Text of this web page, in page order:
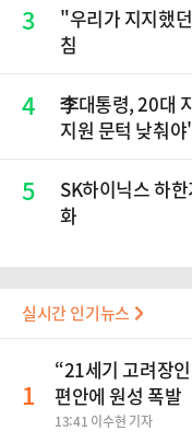
3
"우리가 지지했
침
4
李대통령, 20대
지원 문턱 낮춰
5
SK하이닉스 하
화
실시간 인기뉴스
1
“21세기 고려장
편안에 원성 폭발
13:41 이수현 기자